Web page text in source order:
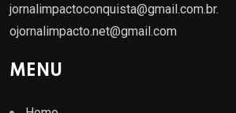
jornalimpactoconquista@gmail.com.br.
ojornalimpacto.net@gmail.com
MENU